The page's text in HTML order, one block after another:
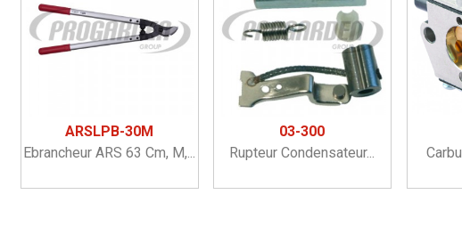
ARSLPB-30M
Ebrancheur ARS 63 Cm, M,...
03-300
Rupteur Condensateur...